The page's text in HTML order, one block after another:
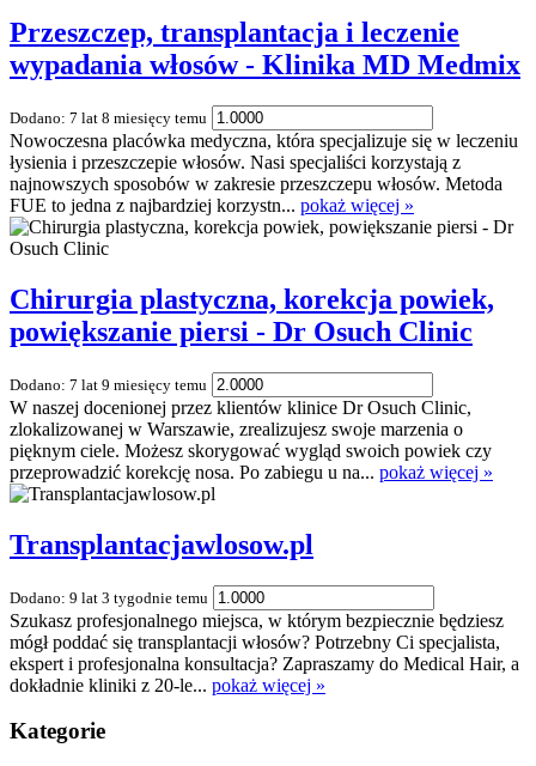
Przeszczep, transplantacja i leczenie
wypadania włosów - Klinika MD Medmix
Dodano: 7 lat 8 miesięcy temu
Nowoczesna placówka medyczna, która specjalizuje się w leczeniu
łysienia i przeszczepie włosów. Nasi specjaliści korzystają z
najnowszych sposobów w zakresie przeszczepu włosów. Metoda
FUE to jedna z najbardziej korzystn... pokaż więcej »
Chirurgia plastyczna, korekcja powiek,
powiększanie piersi - Dr Osuch Clinic
Dodano: 7 lat 9 miesięcy temu
W naszej docenionej przez klientów klinice Dr Osuch Clinic,
zlokalizowanej w Warszawie, zrealizujesz swoje marzenia o
pięknym ciele. Możesz skorygować wygląd swoich powiek czy
przeprowadzić korekcję nosa. Po zabiegu u na... pokaż więcej »
Transplantacjawlosow.pl
Dodano: 9 lat 3 tygodnie temu
Szukasz profesjonalnego miejsca, w którym bezpiecznie będziesz
mógł poddać się transplantacji włosów? Potrzebny Ci specjalista,
ekspert i profesjonalna konsultacja? Zapraszamy do Medical Hair, a
dokładnie kliniki z 20-le... pokaż więcej »
Kategorie